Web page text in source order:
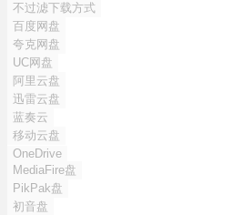
不过滤下载方式
百度网盘
夸克网盘
UC网盘
阿里云盘
迅雷云盘
蓝奏云
移动云盘
OneDrive
MediaFire盘
PikPak盘
初音盘